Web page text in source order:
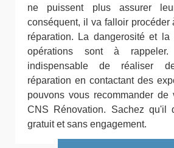
ne puissent plus assurer
conséquent, il va falloir procéder
réparation. La dangerosité et
opérations sont à
indispensable de réaliser
réparation en contactant des
pouvons vous recommander de
CNS Rénovation. Sachez qu'il
gratuit et sans engagement.